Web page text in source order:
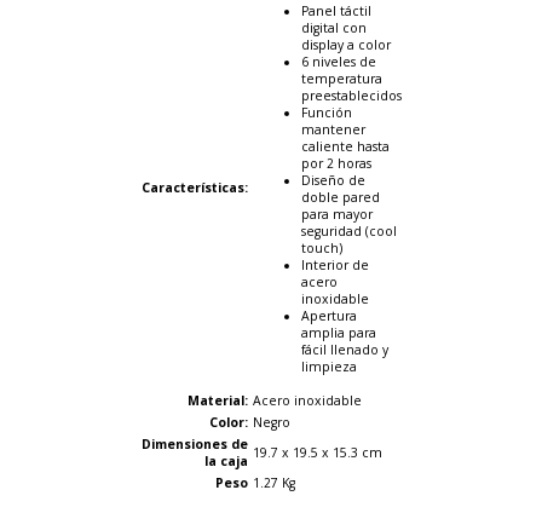
Características:
Panel táctil
digital con
display a color
6 niveles de
temperatura
preestablecidos
Función
mantener
caliente hasta
por 2 horas
Diseño de
doble pared
para mayor
seguridad (cool
touch)
Interior de
acero
inoxidable
Apertura
amplia para
fácil llenado y
limpieza
Material: Acero inoxidable
Color: Negro
Dimensiones de
la caja 19.7 x 19.5 x 15.3 cm
Peso 1.27 Kg